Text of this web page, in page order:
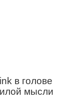
в голове
мысли